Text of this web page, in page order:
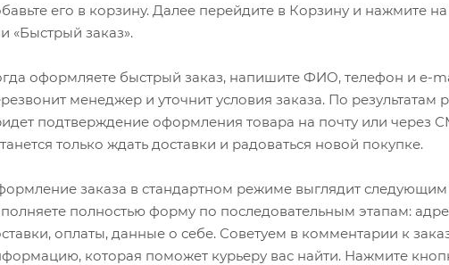
его в корзину. Далее перейдите в Корзину и нажмите
«Быстрый заказ».
оформляете быстрый заказ, напишите ФИО, телефон и e-
менеджер и уточнит условия заказа. По результатам
подтверждение оформления товара на почту или через
только ждать доставки и радоваться новой покупке.
заказа в стандартном режиме выглядит
полностью форму по последовательным этапам:
оплаты, данные о себе. Советуем в комментарии к
которая поможет курьеру вас найти. Нажмите